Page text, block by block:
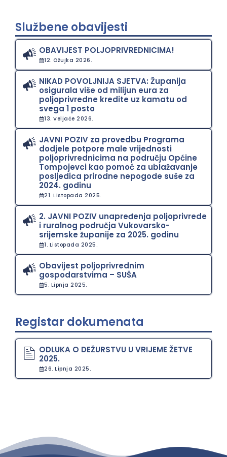
Službene obavijesti
OBAVIJEST POLJOPRIVREDNICIMA!
12. Ožujka 2026.
NIKAD POVOLJNIJA SJETVA: Županija
osigurala više od milijun eura za
poljoprivredne kredite uz kamatu od
svega 1 posto
13. Veljače 2026.
JAVNI POZIV za provedbu Programa
dodjele potpore male vrijednosti
poljoprivrednicima na području Općine
Tompojevci kao pomoć za ublažavanje
posljedica prirodne nepogode suše za
2024. godinu
21. Listopada 2025.
2. JAVNI POZIV unapređenja poljoprivrede
i ruralnog područja Vukovarsko-
srijemske županije za 2025. godinu
1. Listopada 2025.
Obavijest poljoprivrednim
gospodarstvima – SUŠA
5. Lipnja 2025.
Registar dokumenata
ODLUKA O DEŽURSTVU U VRIJEME ŽETVE
2025.
26. Lipnja 2025.